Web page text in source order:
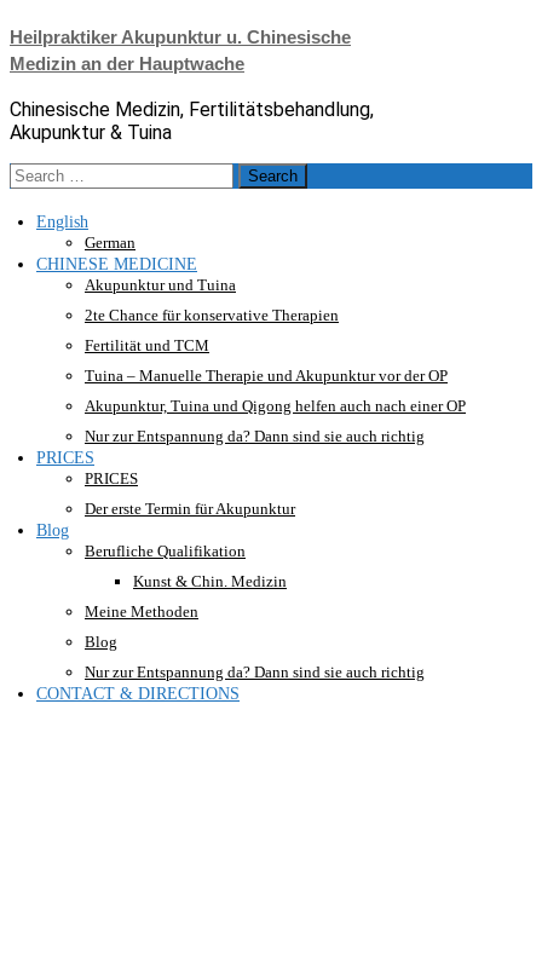
Skip
to
content
Heilpraktiker Akupunktur u. Chinesische
Medizin an der Hauptwache
Chinesische Medizin, Fertilitätsbehandlung,
Akupunktur & Tuina
Search
for:
English
German
CHINESE MEDICINE
Akupunktur und Tuina
2te Chance für konservative Therapien
Fertilität und TCM
Tuina – Manuelle Therapie und Akupunktur vor der OP
Akupunktur, Tuina und Qigong helfen auch nach einer OP
Nur zur Entspannung da? Dann sind sie auch richtig
PRICES
PRICES
Der erste Termin für Akupunktur
Blog
Berufliche Qualifikation
Kunst & Chin. Medizin
Meine Methoden
Blog
Nur zur Entspannung da? Dann sind sie auch richtig
CONTACT & DIRECTIONS